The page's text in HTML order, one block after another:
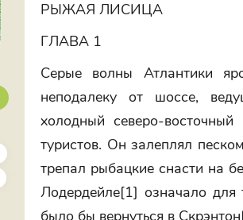
РЫЖАЯ ЛИСИЦА
ГЛАВА 1
Серые волны Атлантики
неподалеку от шоссе,
холодный северо-
туристов. Он залеплял
трепал рыбацкие снасти на
Лодердейле[1] означало для
было бы вернуться в